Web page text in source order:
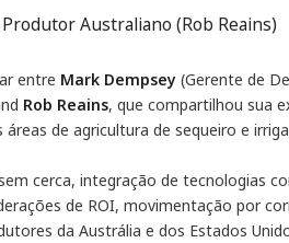
Australiano (Rob Reains)
entre Mark Dempsey (Gerente de
Rob Reains, que compartilhou sua
áreas de agricultura de sequeiro e
cerca, integração de tecnologias
de ROI, movimentação por
da Austrália e dos Estados